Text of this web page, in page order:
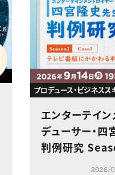
プロデュース・ビジネスス
エンターテイ
デューサー・
判例研究
ビ番組にかか
2026/